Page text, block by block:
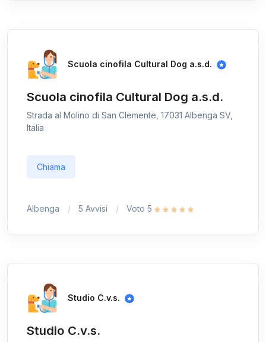
Scuola cinofila Cultural Dog a.s.d.
Scuola cinofila Cultural Dog a.s.d.
Strada al Molino di San Clemente, 17031 Albenga SV,
Italia
Chiama
Albenga 5 Avvisi Voto 5
Studio C.v.s.
Studio C.v.s.